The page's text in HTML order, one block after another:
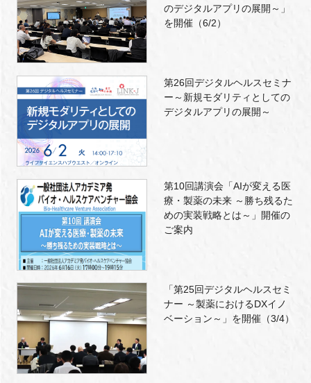
のデジタルアプリの展開～」
を開催（6/2）
第26回デジタルヘルスセミナ
ー～新規モダリティとしての
デジタルアプリの展開～
第10回講演会「AIが変える医
療・製薬の未来 ～勝ち残るた
めの実装戦略とは～」開催の
ご案内
「第25回デジタルヘルスセミ
ナー ～製薬におけるDXイノ
ベーション～」を開催（3/4）